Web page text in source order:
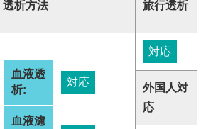
透析方法 旅行透析
血液透
析:
対応
血液濾
対応
外国人対
応